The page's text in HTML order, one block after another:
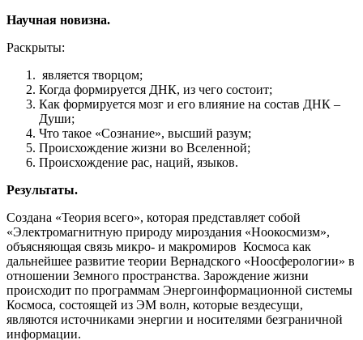
Научная новизна.
Раскрыты:
является творцом;
Когда формируется ДНК, из чего состоит;
Как формируется мозг и его влияние на состав ДНК –
Души;
Что такое «Сознание», высший разум;
Происхождение жизни во Вселенной;
Происхождение рас, наций, языков.
Результаты.
Создана «Теория всего», которая представляет собой
«Электромагнитную природу мироздания «Ноокосмизм»,
объясняющая связь микро- и макромиров Космоса как
дальнейшее развитие теории Вернадского «Ноосферологии» в
отношении Земного пространства. Зарождение жизни
происходит по программам Энергоинформационной системы
Космоса, состоящей из ЭМ волн, которые вездесущи,
являются источниками энергии и носителями безграничной
информации.